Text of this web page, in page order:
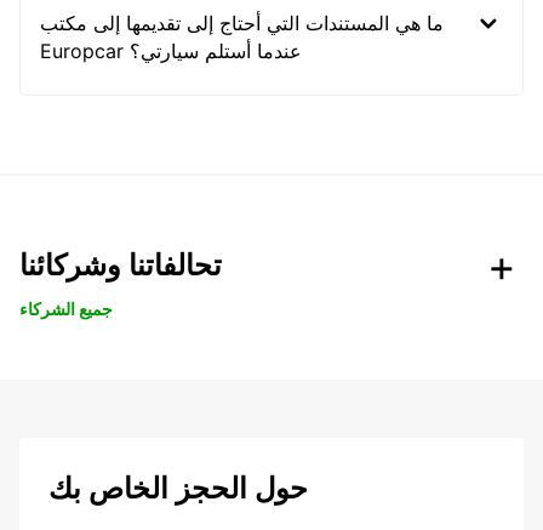
ما هي المستندات التي أحتاج إلى تقديمها إلى مكتب
Europcar عندما أستلم سيارتي؟
تحالفاتنا وشركائنا
جميع الشركاء
حول الحجز الخاص بك